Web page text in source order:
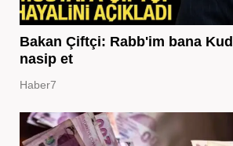
Bakan Çiftçi: Rabb'im bana
nasip et
Haber7